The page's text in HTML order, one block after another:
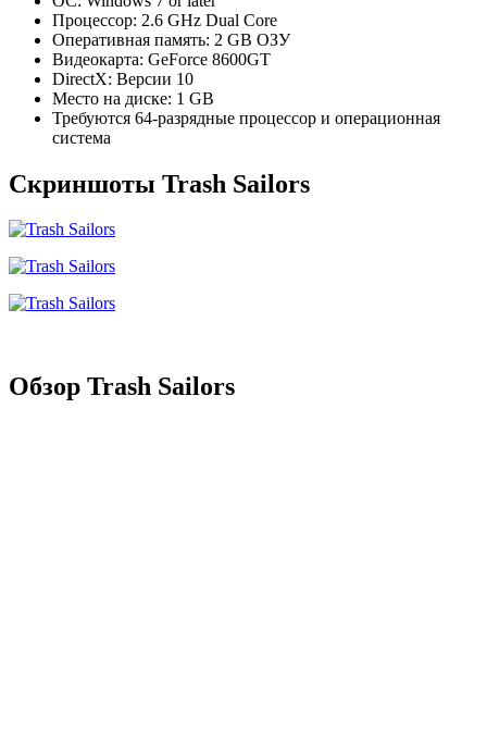
Процессор: 2.6 GHz Dual Core
Оперативная память: 2 GB ОЗУ
Видеокарта: GeForce 8600GT
DirectX: Версии 10
Место на диске: 1 GB
Требуются 64-разрядные процессор и операционная
система
Скриншоты Trash Sailors
Обзор Trash Sailors